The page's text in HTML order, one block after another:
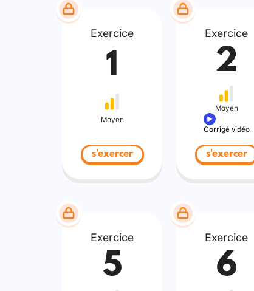
Exercice
1
Moyen
s'exercer
Exercice
2
Moyen
Corrigé vidéo
s'exercer
Exercice
5
Exercice
6